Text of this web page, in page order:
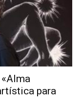
para